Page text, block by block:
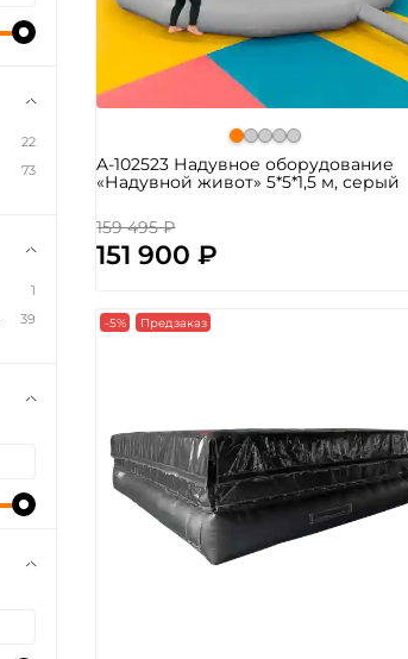
A-102523 Надувное оборудование
«Надувной живот» 5*5*1,5 м, серый
159 495 ₽
151 900 ₽
-5% Предзаказ
22
73
1
39